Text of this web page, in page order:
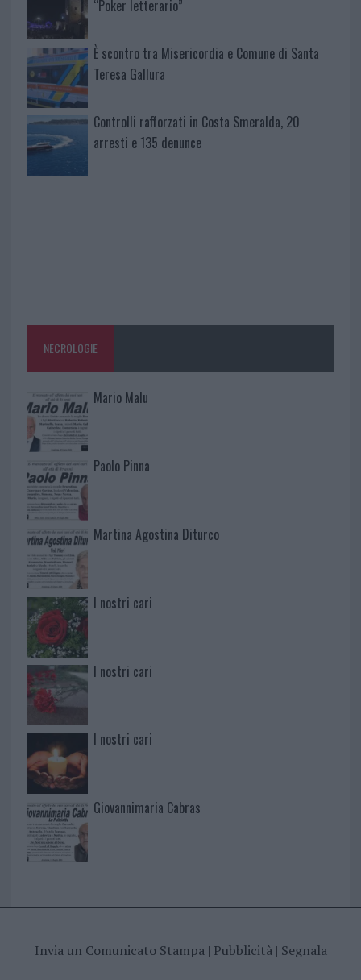
“Poker letterario”
È scontro tra Misericordia e Comune di Santa
Teresa Gallura
Controlli rafforzati in Costa Smeralda, 20
arresti e 135 denunce
NECROLOGIE
Mario Malu
Paolo Pinna
Martina Agostina Diturco
I nostri cari
I nostri cari
I nostri cari
Giovannimaria Cabras
Invia un Comunicato Stampa| Pubblicità| Segnala